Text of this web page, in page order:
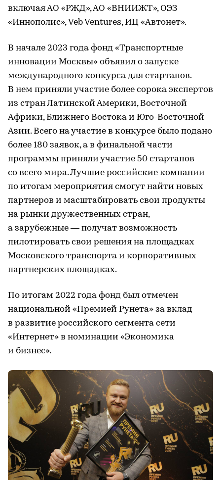
включая АО «РЖД», АО «ВНИИЖТ», ОЭЗ
«Иннополис», Veb Ventures, ИЦ «Автонет».
В начале 2023 года фонд «Транспортные
инновации Москвы» объявил о запуске
международного конкурса для стартапов.
В нем приняли участие более сорока экспертов
из стран Латинской Америки, Восточной
Африки, Ближнего Востока и Юго-Восточной
Азии. Всего на участие в конкурсе было подано
более 180 заявок, а в финальной части
программы приняли участие 50 стартапов
со всего мира. Лучшие российские компании
по итогам мероприятия смогут найти новых
партнеров и масштабировать свои продукты
на рынки дружественных стран,
а зарубежные — получат возможность
пилотировать свои решения на площадках
Московского транспорта и корпоративных
партнерских площадках.
По итогам 2022 года фонд был отмечен
национальной «Премией Рунета» за вклад
в развитие российского сегмента сети
«Интернет» в номинации «Экономика
и бизнес».